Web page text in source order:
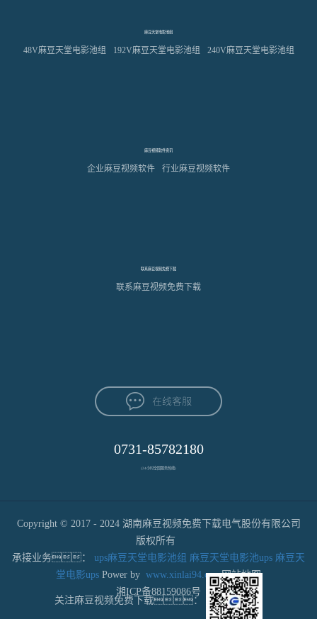
麻豆天堂电影池组
48V麻豆天堂电影池组 192V麻豆天堂电影池组 240V麻豆天堂电影池组
麻豆视频软件资讯
企业麻豆视频软件 行业麻豆视频软件
联系麻豆视频免费下载
联系麻豆视频免费下载
0731-85782180
(24小时全国服务热线)
Copyright © 2017 - 2024 湖南麻豆视频免费下载电气股份有限公司
版权所有
承接业务： ups麻豆天堂电影池组 麻豆天堂电影池ups 麻豆天
堂电影ups Power by www.xinlai94.com网站地图
湘ICP备88159086号
关注麻豆视频免费下载：